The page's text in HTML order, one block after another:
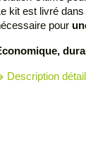
kit est livré
pour
Description